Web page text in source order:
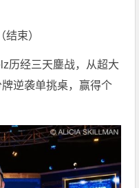
束）
历经三天鏖战，从超大
逆袭单挑桌，赢得个